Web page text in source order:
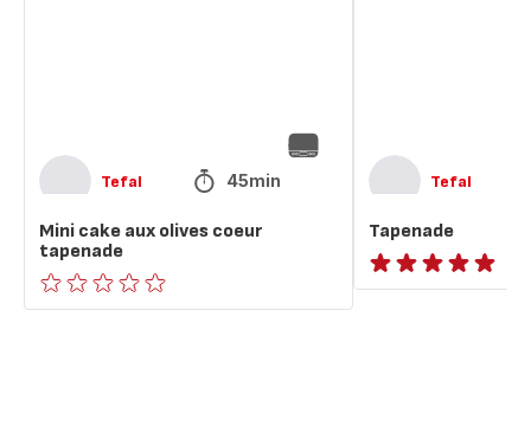
Tefal 45min
Mini cake aux olives coeur
tapenade
ratings.0
Tefal
Tapenade
ratings.NaN